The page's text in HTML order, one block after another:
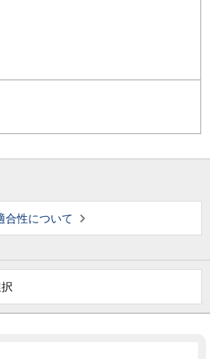
合性について